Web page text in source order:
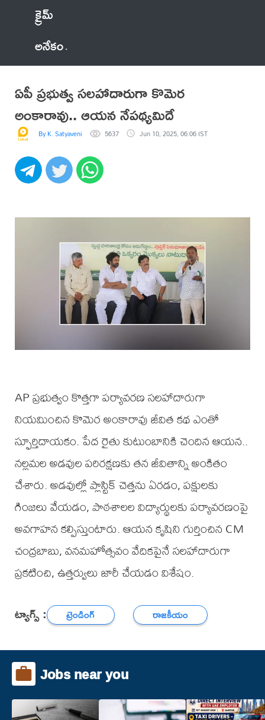
క్రైమ్
అనేకం
ఏపీ ప్రభుత్వ సలహాదారుగా కొమెర
అంకారావు.. ఆయన నేపథ్యమిదే
By K. Satyaveni 5637 Jun 10, 2025, 06:06 IST
AP ప్రభుత్వం కొత్తగా పర్యావరణ సలహాదారుగా
నియమించిన కొమెర అంకారావు జీవిత కథ ఎంతో
స్ఫూర్తిదాయకం. పేద రైతు కుటుంబానికి చెందిన ఆయన..
నల్లమల అడవుల పరిరక్షణకు తన జీవితాన్ని అంకితం
చేశారు. అడవుల్లో ప్లాస్టిక్‌ చెత్తను ఏరడం, పక్షులకు
గింజలు వేయడం, పాఠశాలల విద్యార్థులకు పర్యావరణంపై
అవగాహన కల్పిస్తుంటారు. ఆయన కృషిని గుర్తించిన CM
చంద్రబాబు, వనమహోత్సవం వేదికపైనే సలహాదారుగా
ప్రకటించి, ఉత్తర్వులు జారీ చేయడం విశేషం.
ట్యాగ్స్ : ట్రెండింగ్ రాజకీయం
Jobs near you